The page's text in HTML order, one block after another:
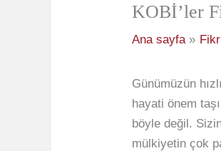
KOBİ’ler
Ana sayfa
Günümüzün
hayati önem
böyle değil.
mülkiyetin çok